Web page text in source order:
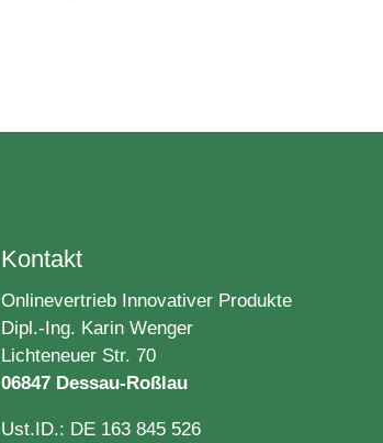
Kontakt
Onlinevertrieb Innovativer Produkte
Dipl.-Ing. Karin Wenger
Lichteneuer Str. 70
06847 Dessau-Roßlau
Ust.ID.: DE 163 845 526